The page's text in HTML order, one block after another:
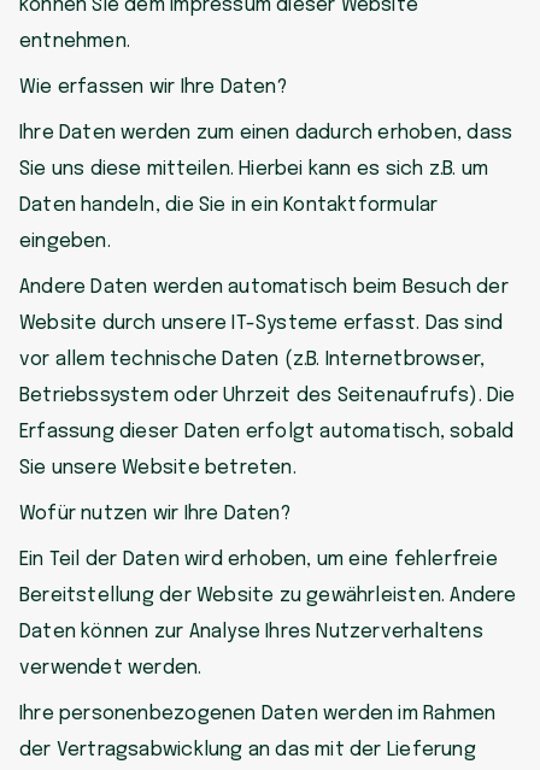
können Sie dem Impressum dieser Website
entnehmen.
Wie erfassen wir Ihre Daten?
Ihre Daten werden zum einen dadurch erhoben, dass
Sie uns diese mitteilen. Hierbei kann es sich z.B. um
Daten handeln, die Sie in ein Kontaktformular
eingeben.
Andere Daten werden automatisch beim Besuch der
Website durch unsere IT-Systeme erfasst. Das sind
vor allem technische Daten (z.B. Internetbrowser,
Betriebssystem oder Uhrzeit des Seitenaufrufs). Die
Erfassung dieser Daten erfolgt automatisch, sobald
Sie unsere Website betreten.
Wofür nutzen wir Ihre Daten?
Ein Teil der Daten wird erhoben, um eine fehlerfreie
Bereitstellung der Website zu gewährleisten. Andere
Daten können zur Analyse Ihres Nutzerverhaltens
verwendet werden.
Ihre personenbezogenen Daten werden im Rahmen
der Vertragsabwicklung an das mit der Lieferung